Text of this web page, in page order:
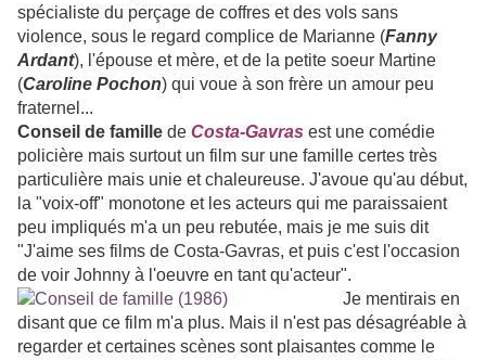
spécialiste du perçage de coffres et des vols sans
violence, sous le regard complice de Marianne (Fanny
Ardant), l'épouse et mère, et de la petite soeur Martine
(Caroline Pochon) qui voue à son frère un amour peu
fraternel...
Conseil de famille de Costa-Gavras est une comédie
policière mais surtout un film sur une famille certes très
particulière mais unie et chaleureuse. J'avoue qu'au début,
la "voix-off" monotone et les acteurs qui me paraissaient
peu impliqués m'a un peu rebutée, mais je me suis dit
"J'aime ses films de Costa-Gavras, et puis c'est l'occasion
de voir Johnny à l'oeuvre en tant qu'acteur".
Je mentirais en
disant que ce film m'a plus. Mais il n'est pas désagréable à
regarder et certaines scènes sont plaisantes comme le